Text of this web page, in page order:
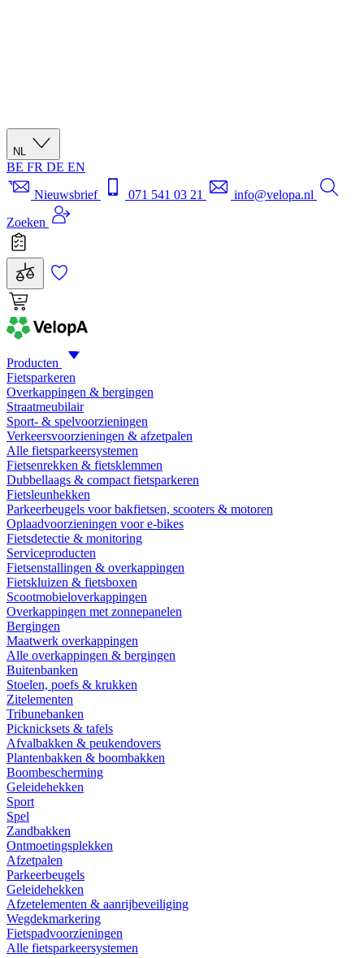
NL
BE FR DE EN
Nieuwsbrief
071 541 03 21
info@velopa.nl
Zoeken
Producten
Fietsparkeren
Overkappingen & bergingen
Straatmeubilair
Sport- & spelvoorzieningen
Verkeersvoorzieningen & afzetpalen
Alle fietsparkeersystemen
Fietsenrekken & fietsklemmen
Dubbellaags & compact fietsparkeren
Fietsleunhekken
Parkeerbeugels voor bakfietsen, scooters & motoren
Oplaadvoorzieningen voor e-bikes
Fietsdetectie & monitoring
Serviceproducten
Fietsenstallingen & overkappingen
Fietskluizen & fietsboxen
Scootmobieloverkappingen
Overkappingen met zonnepanelen
Bergingen
Maatwerk overkappingen
Alle overkappingen & bergingen
Buitenbanken
Stoelen, poefs & krukken
Zitelementen
Tribunebanken
Picknicksets & tafels
Afvalbakken & peukendovers
Plantenbakken & boombakken
Boombescherming
Geleidehekken
Sport
Spel
Zandbakken
Ontmoetingsplekken
Afzetpalen
Parkeerbeugels
Geleidehekken
Afzetelementen & aanrijbeveiliging
Wegdekmarkering
Fietspadvoorzieningen
Alle fietsparkeersystemen